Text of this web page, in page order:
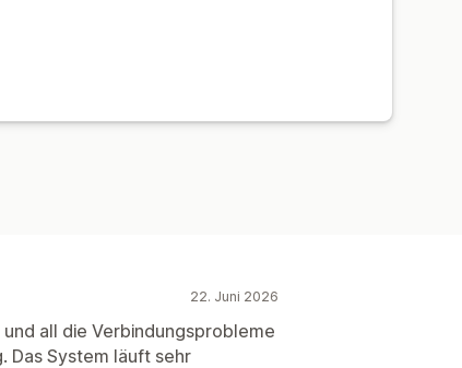
22. Juni 2026
all die Verbindungsprobleme
Das System läuft sehr